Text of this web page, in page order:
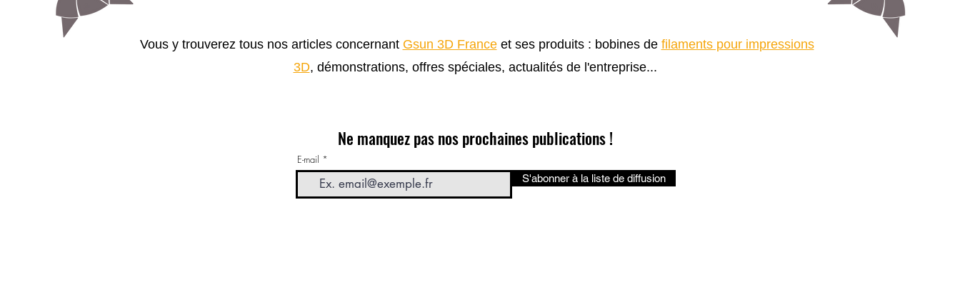
Vous y trouverez tous nos articles concernant Gsun 3D Franceet ses produits : bobines de filaments pour impressions
3D, démonstrations, offres spéciales, actualités de l'entreprise...
Ne manquez pas nos prochaines publications !
E-mail
S'abonner à la liste de diffusion